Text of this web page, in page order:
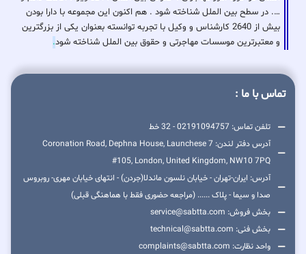
…. در سطح بین الملل شناخته شود . هم اکنون این مجموعه با دارا بودن
بیش از 2640 کارشناس و وکیل با تجربه توانسته بعنوان یکی از بزرگترین
و معتبرترین موسسات مهاجرتی و حقوق بین الملل شناخته شود.
تماس با ما :
تلفن تماس: 02191094757 - 32 خط
آدرس دفتر لندن: 7 Coronation Road, Dephna House, Launchese
#105, London, United Kingdom, NW10 7PQ
آدرس: ایران-تهران - خیابان نلسون ماندلا(جردن) - انتهای خیابان مهری- روبروس
صدا و سیما - پلاک ...... (مراجعه حضوری فقط با هماهنگی قبلی)
بخش فروش: service@sabtta.com
بخش فنی: technical@sabtta.com
واحد نظارت: complaints@sabtta.com